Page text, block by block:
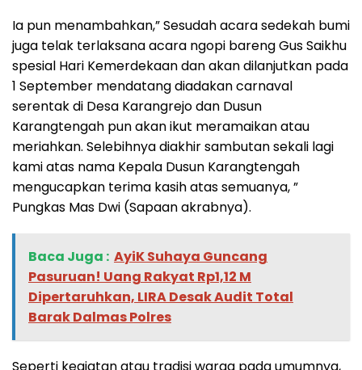
Ia pun menambahkan,” Sesudah acara sedekah bumi
juga telak terlaksana acara ngopi bareng Gus Saikhu
spesial Hari Kemerdekaan dan akan dilanjutkan pada
1 September mendatang diadakan carnaval
serentak di Desa Karangrejo dan Dusun
Karangtengah pun akan ikut meramaikan atau
meriahkan. Selebihnya diakhir sambutan sekali lagi
kami atas nama Kepala Dusun Karangtengah
mengucapkan terima kasih atas semuanya, ”
Pungkas Mas Dwi (Sapaan akrabnya).
Baca Juga : ‎AyiK Suhaya Guncang
Pasuruan! Uang Rakyat Rp1,12 M
Dipertaruhkan, LIRA Desak Audit Total
Barak Dalmas Polres